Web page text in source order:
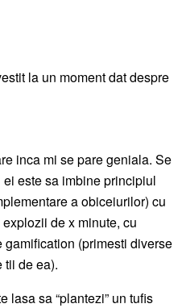
la un moment dat despre
inca mi se pare geniala. Se
ei este sa imbine principiul
a obiceiurilor) cu
de x minute, cu
(primesti diverse
tii de ea).
lasa sa “plantezi” un tufis